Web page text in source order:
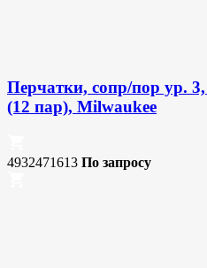
Перчатки, сопр/пор ур.
(12 пар), Milwaukee
4932471613 По запросу